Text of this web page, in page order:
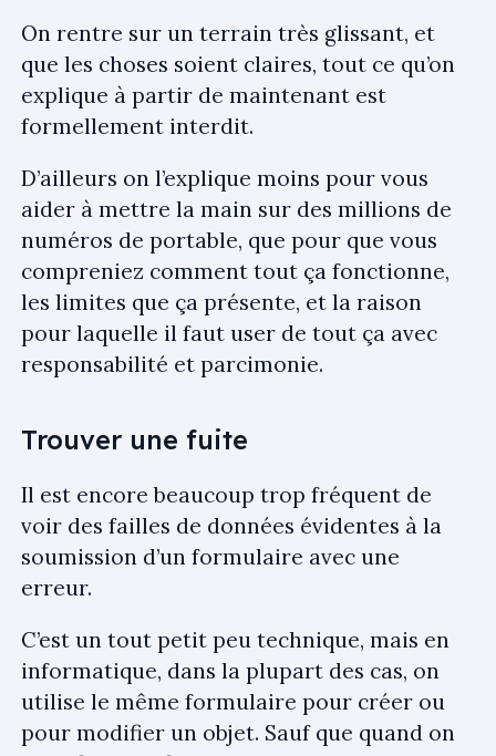
On rentre sur un terrain très glissant, et
que les choses soient claires, tout ce qu’on
explique à partir de maintenant est
formellement interdit.
D’ailleurs on l’explique moins pour vous
aider à mettre la main sur des millions de
numéros de portable, que pour que vous
compreniez comment tout ça fonctionne,
les limites que ça présente, et la raison
pour laquelle il faut user de tout ça avec
responsabilité et parcimonie.
Trouver une fuite
Il est encore beaucoup trop fréquent de
voir des failles de données évidentes à la
soumission d’un formulaire avec une
erreur.
C’est un tout petit peu technique, mais en
informatique, dans la plupart des cas, on
utilise le même formulaire pour créer ou
pour modifier un objet. Sauf que quand on